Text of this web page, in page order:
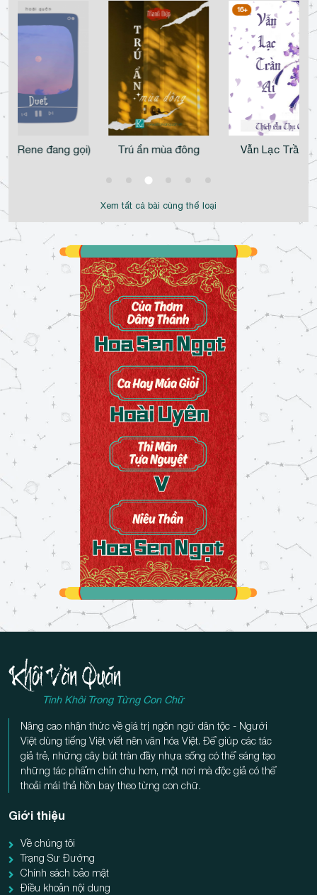
(Rene đang gọi) Trú ẩn mùa đông
16+
Vẫn Lạc Trần Ai
Xem tất cả bài cùng thể loại
Tinh Khôi Trong Từng Con Chữ
Nâng cao nhận thức về giá trị ngôn ngữ dân tộc - Người
Việt dùng tiếng Việt viết nên văn hóa Việt. Để giúp các tác
giả trẻ, những cây bút tràn đầy nhựa sống có thể sáng tạo
những tác phẩm chỉn chu hơn, một nơi mà độc giả có thể
thoải mái thả hồn bay theo từng con chữ.
Giới thiệu
Về chúng tôi
Trạng Sư Đường
Chính sách bảo mật
Điều khoản nội dung